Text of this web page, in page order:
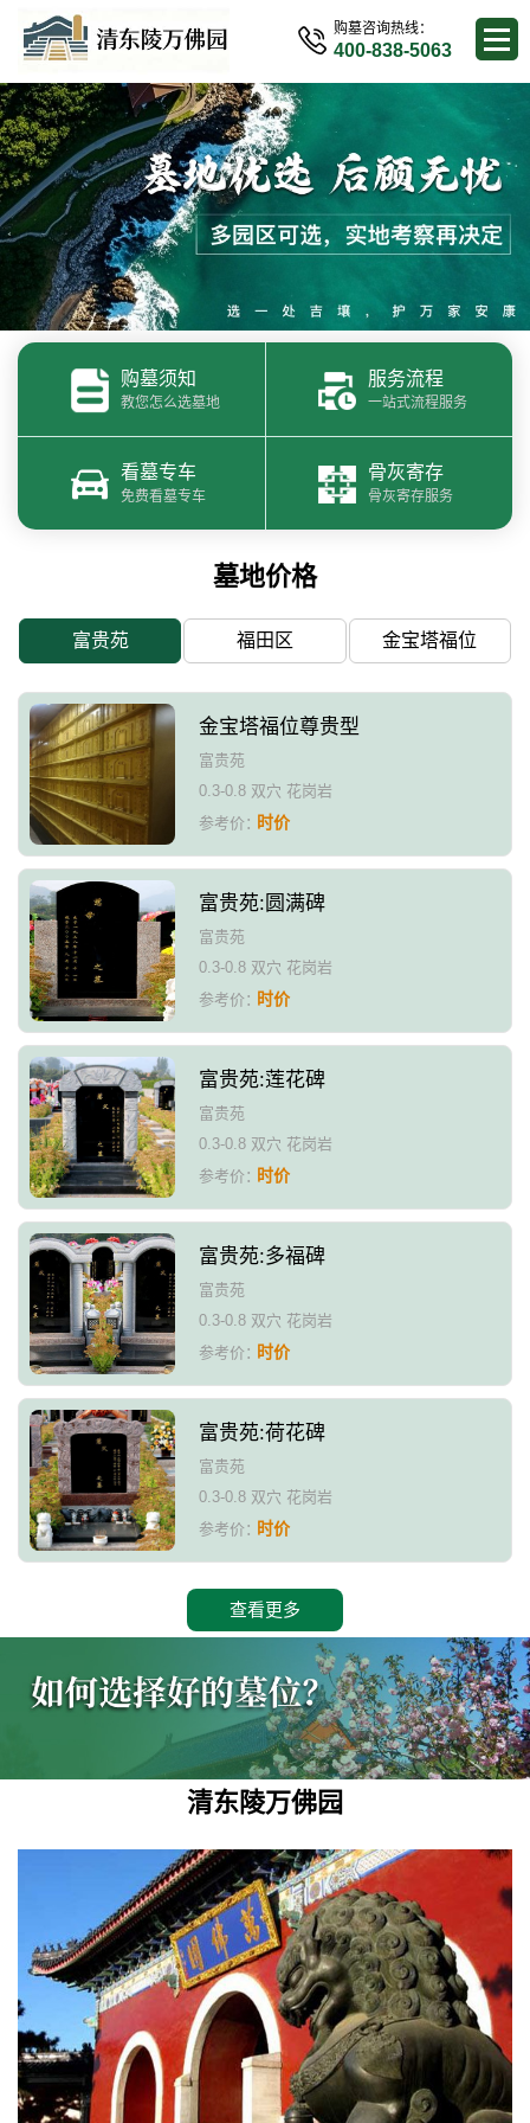
购墓咨询热线：
400-838-5063
购墓须知
教您怎么选墓地
服务流程
一站式流程服务
看墓专车
免费看墓专车
骨灰寄存
骨灰寄存服务
墓地价格
富贵苑 福田区 金宝塔福位
金宝塔福位尊贵型
富贵苑
0.3-0.8 双穴 花岗岩
参考价：时价
富贵苑:圆满碑
富贵苑
0.3-0.8 双穴 花岗岩
参考价：时价
富贵苑:莲花碑
富贵苑
0.3-0.8 双穴 花岗岩
参考价：时价
富贵苑:多福碑
富贵苑
0.3-0.8 双穴 花岗岩
参考价：时价
富贵苑:荷花碑
富贵苑
0.3-0.8 双穴 花岗岩
参考价：时价
查看更多
清东陵万佛园